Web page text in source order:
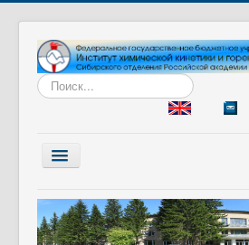
Искать...
Включить/
выключить
Главная
Институт